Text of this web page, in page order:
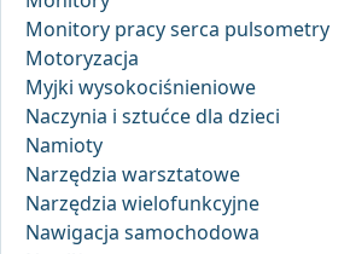
Monitory pracy serca pulsometry
Motoryzacja
Myjki wysokociśnieniowe
Naczynia i sztućce dla dzieci
Namioty
Narzędzia warsztatowe
Narzędzia wielofunkcyjne
Nawigacja samochodowa